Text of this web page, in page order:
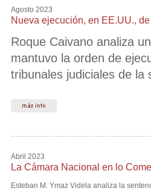
Agosto 2023
Nueva ejecución, en EE.UU.,
Roque Caivano analiza
mantuvo la orden de
tribunales judiciales de la
Abril 2023
La Cámara Nacional en lo
Esteban M. Ymaz Videla analiza la